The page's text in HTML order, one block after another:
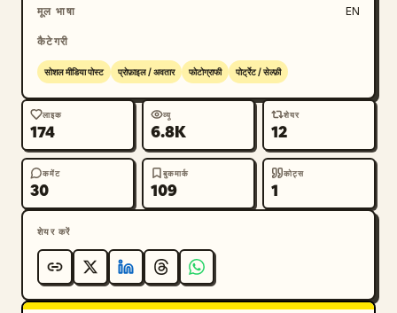
मूल भाषा EN
कैटेगरी
सोशल मीडिया पोस्ट प्रोफ़ाइल / अवतार फोटोग्राफी पोर्ट्रेट / सेल्फ़ी
लाइक
174
व्यू
6.8K
शेयर
12
कमेंट
30
बुकमार्क
109
कोट्स
1
शेयर करें